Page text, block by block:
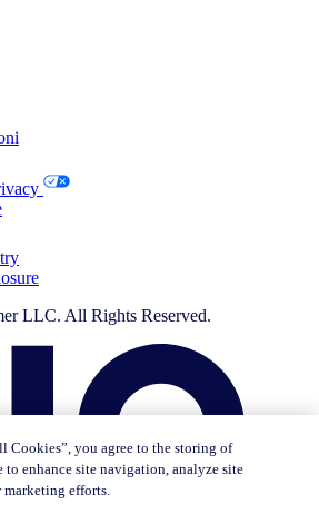
LLC. All Rights Reserved.
Cookies”, you agree to the storing of
to enhance site navigation, analyze site
marketing efforts.